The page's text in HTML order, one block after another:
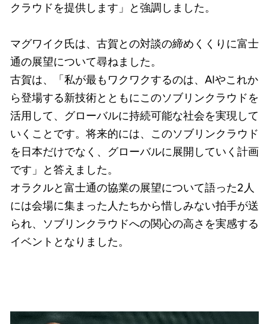
クラウドを提供します」と強調しました。
マグワイク氏は、古賀との対談の締めくくりに富士
通の展望について尋ねました。
古賀は、「私が最もワクワクするのは、AIやこれか
ら登場する新技術とともにこのソブリンクラウドを
活用して、グローバルに持続可能な社会を実現して
いくことです。将来的には、このソブリンクラウド
を日本だけでなく、グローバルに展開していく計画
です」と答えました。
オラクルと富士通の協業の展望について語った2人
には会場に集まった人たちから惜しみない拍手が送
られ、ソブリンクラウドへの関心の高さを実感する
イベントとなりました。